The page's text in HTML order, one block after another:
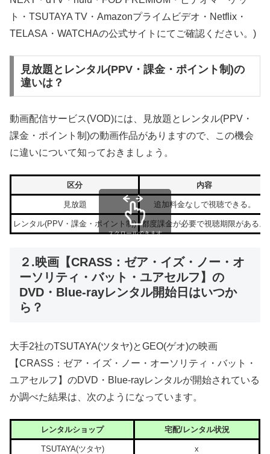
ト・TSUTAYA TV・Amazonプライムビデオ・Netflix・
TELASA・WATCHAの公式サイトにてご確認ください。)
見放題とレンタル(PPV・課金・ポイント制)の
違いは？
動画配信サービス(VOD)には、見放題とレンタル(PPV・
課金・ポイント制)の動画作品がありますので、この機会
に違いについて知っておきましょう。
区分 内容
見放題 追加料金なしで視聴できる。
レンタル(PPV・課金・ポイント制) 都度課金が必要で視聴期限がある。
スクロールできます
２.映画【CRASS：ゼア・イズ・ノー・オ
ーソリティ・バット・ユアセルフ】の
DVD・Blue-rayレンタル開始日はいつか
ら？
大手2社のTSUTAYA(ツタヤ)とGEO(ゲオ)の映画
【CRASS：ゼア・イズ・ノー・オーソリティ・バット・
ユアセルフ】のDVD・Blue-rayレンタルが開始されている
か調べた結果は、次のようになっています。
レンタルショップ 宅配/レンタル状況
TSUTAYA(ツタヤ) x